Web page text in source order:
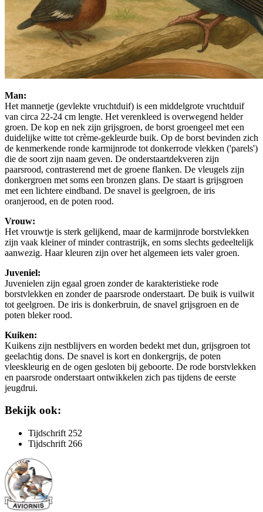
Man:
Het mannetje (gevlekte vruchtduif) is een middelgrote vruchtduif
van circa 22-24 cm lengte. Het verenkleed is overwegend helder
groen. De kop en nek zijn grijsgroen, de borst groengeel met een
duidelijke witte tot crème-gekleurde buik. Op de borst bevinden zich
de kenmerkende ronde karmijnrode tot donkerrode vlekken ('parels')
die de soort zijn naam geven. De onderstaartdekveren zijn
paarsrood, contrasterend met de groene flanken. De vleugels zijn
donkergroen met soms een bronzen glans. De staart is grijsgroen
met een lichtere eindband. De snavel is geelgroen, de iris
oranjerood, en de poten rood.
Vrouw:
Het vrouwtje is sterk gelijkend, maar de karmijnrode borstvlekken
zijn vaak kleiner of minder contrastrijk, en soms slechts gedeeltelijk
aanwezig. Haar kleuren zijn over het algemeen iets valer groen.
Juveniel:
Juvenielen zijn egaal groen zonder de karakteristieke rode
borstvlekken en zonder de paarsrode onderstaart. De buik is vuilwit
tot geelgroen. De iris is donkerbruin, de snavel grijsgroen en de
poten bleker rood.
Kuiken:
Kuikens zijn nestblijvers en worden bedekt met dun, grijsgroen tot
geelachtig dons. De snavel is kort en donkergrijs, de poten
vleeskleurig en de ogen gesloten bij geboorte. De rode borstvlekken
en paarsrode onderstaart ontwikkelen zich pas tijdens de eerste
jeugdrui.
Bekijk ook:
Tijdschrift 252
Tijdschrift 266